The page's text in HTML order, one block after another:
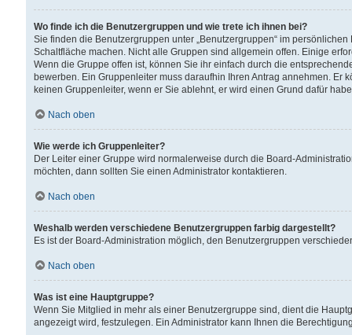
Wo finde ich die Benutzergruppen und wie trete ich ihnen bei?
Sie finden die Benutzergruppen unter „Benutzergruppen“ im
Schaltfläche machen. Nicht alle Gruppen sind allgemein offen. Einige
Wenn die Gruppe offen ist, können Sie ihr einfach durch die
bewerben. Ein Gruppenleiter muss daraufhin Ihren Antrag annehmen.
keinen Gruppenleiter, wenn er Sie ablehnt, er wird einen Grund dafür
Nach oben
Wie werde ich Gruppenleiter?
Der Leiter einer Gruppe wird normalerweise durch die Board-
möchten, dann sollten Sie einen Administrator kontaktieren.
Nach oben
Weshalb werden verschiedene Benutzergruppen farbig dargestellt?
Es ist der Board-Administration möglich, den Benutzergruppen
Nach oben
Was ist eine Hauptgruppe?
Wenn Sie Mitglied in mehr als einer Benutzergruppe sind, dient die
angezeigt wird, festzulegen. Ein Administrator kann Ihnen die